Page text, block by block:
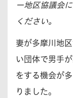
ー地区協議会
ください。
妻が多摩川地
い団体で男手
をする機会が
りました。